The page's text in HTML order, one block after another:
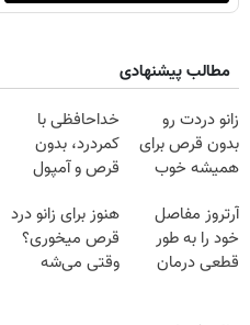
مطالب پیشنهادی
زانو دردت رو
بدون قرص برای
همیشه خوب
پرسش‌نامه)
خداحافظی با
کمردرد، بدون
قرص و آمپول
آرتروز مفاصل
خود را به طور
قطعی درمان
هنوز برای زانو درد
قرص میخوری؟
وقتی می‌شه